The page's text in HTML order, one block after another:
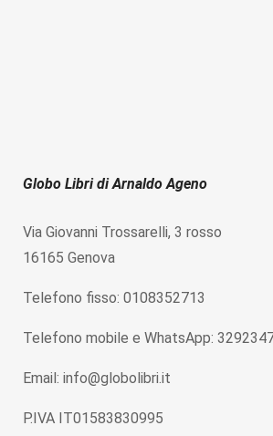
Globo Libri di Arnaldo Ageno
Via Giovanni Trossarelli, 3 rosso
16165 Genova
Telefono fisso: 0108352713
Telefono mobile e WhatsApp:
Email: info@globolibri.it
P.IVA IT01583830995